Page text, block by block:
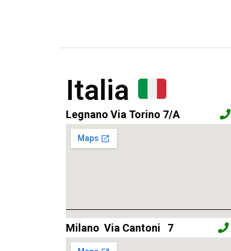
Italia
Legnano Via Torino 7/A
Milano Via Cantoni 7